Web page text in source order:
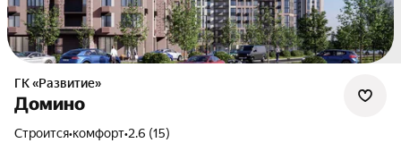
ГК «Развитие»
Домино
Строится•комфорт•2.6 (15)